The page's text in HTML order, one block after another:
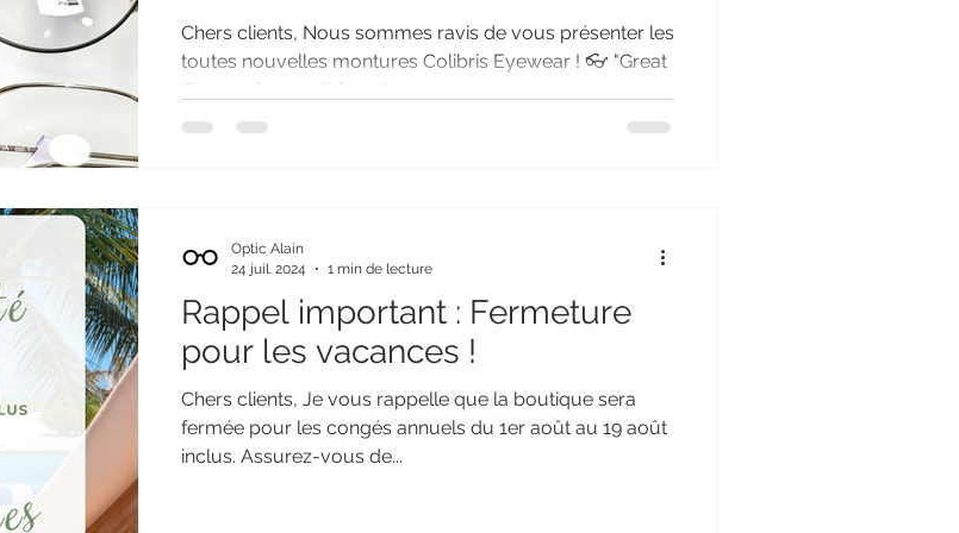
Chers clients, Nous sommes ravis de vous présenter les
toutes nouvelles montures Colibris Eyewear ! 👓 "Great
Glasses for small faces"...
Rappel important : Fermeture
pour les vacances !
Chers clients, Je vous rappelle que la boutique sera
fermée pour les congés annuels du 1er août au 19 août
inclus. Assurez-vous de...
Optic Alain
24 juil. 2024
1 min de lecture